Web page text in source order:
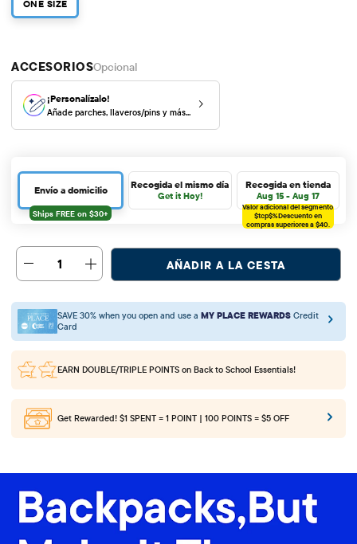
ONE SIZE
ACCESORIOSOpcional
¡Personalízalo!
Añade parches, llaveros/pins y más...
Envío a domicilio Recogida el mismo día
Get it Hoy!
Recogida en tienda
Aug 15 - Aug 17
Valor adicional del segmento
$tcp$%Descuento en
compras superiores a $40.
1 AÑADIR A LA CESTA
SAVE 30% when you open and use a MY PLACE REWARDS Credit
Card
EARN DOUBLE/TRIPLE POINTS on Back to School Essentials!
Get Rewarded! $1 SPENT = 1 POINT | 100 POINTS = $5 OFF